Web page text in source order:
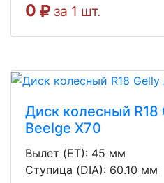
0 за 1 шт.
Диск колесный R18
Beelge X70
Вылет (ET): 45 мм
Ступица (DIA): 60.10 мм